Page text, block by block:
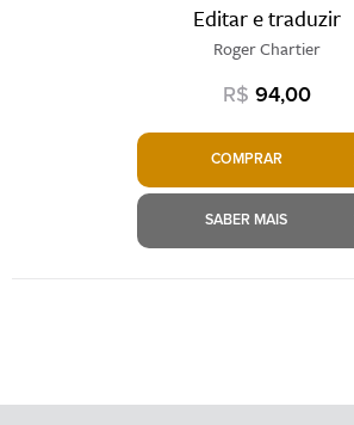
Editar e traduzir
Roger Chartier
R$ 94,00
COMPRAR
SABER MAIS